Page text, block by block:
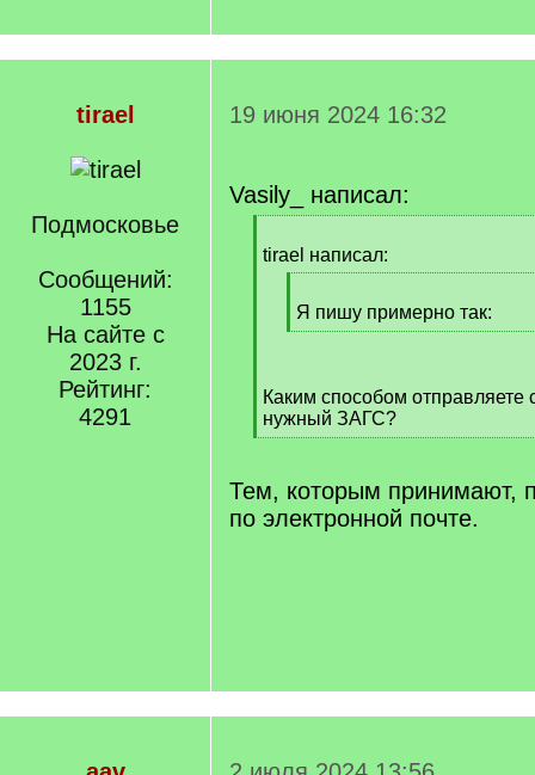
tirael
Подмосковье
Сообщений:
1155
На сайте с
2023 г.
Рейтинг:
4291
19 июня 2024 16:32
Vasily_ написал:
q
tirael написал:
q
]
Я пишу примерно так:
[
]
Каким способом
нужный ЗАГС?
[
q
]
Тем, которым принимают,
по электронной почте.